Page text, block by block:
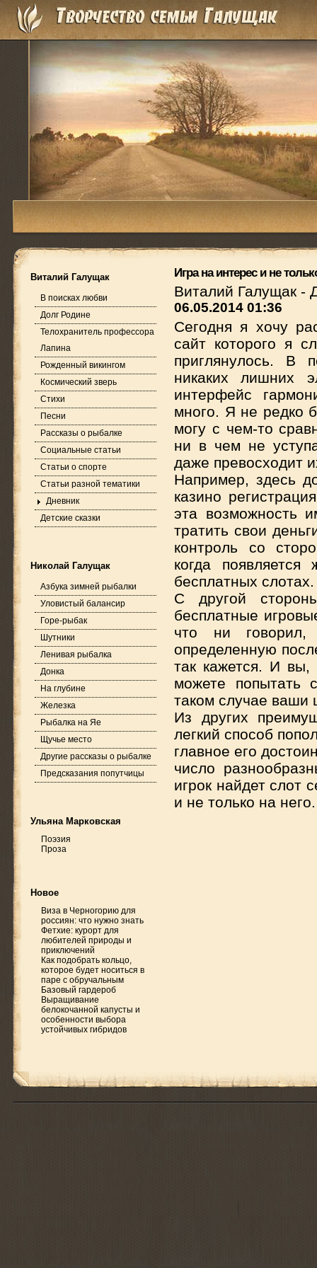
Виталий Галущак
В поисках любви
Долг Родине
Телохранитель профессора
Лапина
Рожденный викингом
Космический зверь
Стихи
Песни
Рассказы о рыбалке
Социальные статьи
Статьи о спорте
Статьи разной тематики
Дневник
Детские сказки
Николай Галущак
Азбука зимней рыбалки
Уловистый балансир
Горе-рыбак
Шутники
Ленивая рыбалка
Донка
На глубине
Железка
Рыбалка на Яе
Щучье место
Другие рассказы о рыбалке
Предсказания попутчицы
Ульяна Марковская
Поэзия
Проза
Новое
Виза в Черногорию для
россиян: что нужно знать
Фетхие: курорт для
любителей природы и
приключений
Как подобрать кольцо,
которое будет носиться в
паре с обручальным
Базовый гардероб
Выращивание
белокочанной капусты и
особенности выбора
устойчивых гибридов
Игра на интерес и не
Виталий Галущак -
06.05.2014 01:36
Сегодня я хочу
сайт которого я
приглянулось. В
никаких лишних
интерфейс
много. Я не редко
могу с чем-то
ни в чем не
даже превосходит
Например, здесь
казино
эта возможность
тратить свои
контроль со
когда
бесплатных слотах.
С другой
бесплатные
что ни
определенную
так кажется. И вы,
можете попытать
таком случае
Из других
легкий способ
главное его
число
игрок найдет слот
и не только на него.